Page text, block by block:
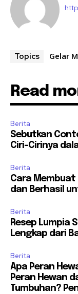
Topics Gelar
Read
Berita
Sebutkan
Ciri-Cirinya
Berita
Cara Membuat
dan Berhasil
Berita
Resep Lumpia
Lengkap dari
Berita
Apa Peran
Peran Hewan
Tumbuhan?